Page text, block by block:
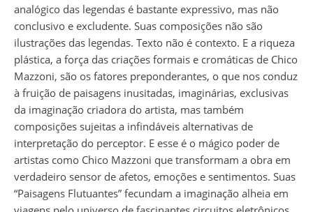
analógico das legendas é bastante expressivo, mas não
conclusivo e excludente. Suas composições não são
ilustrações das legendas. Texto não é contexto. E a riqueza
plástica, a força das criações formais e cromáticas de Chico
Mazzoni, são os fatores preponderantes, o que nos conduz
à fruição de paisagens inusitadas, imaginárias, exclusivas
da imaginação criadora do artista, mas também
composições sujeitas a infindáveis alternativas de
interpretação do perceptor. E esse é o mágico poder de
artistas como Chico Mazzoni que transformam a obra em
verdadeiro sensor de afetos, emoções e sentimentos. Suas
“Paisagens Flutuantes” fecundam a imaginação alheia em